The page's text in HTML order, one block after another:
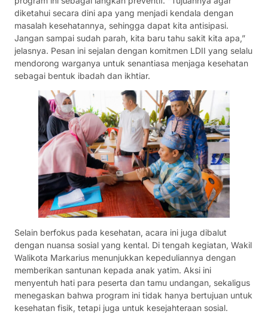
diketahui secara dini apa yang menjadi kendala dengan
masalah kesehatannya, sehingga dapat kita antisipasi.
Jangan sampai sudah parah, kita baru tahu sakit kita apa,”
jelasnya. Pesan ini sejalan dengan komitmen LDII yang selalu
mendorong warganya untuk senantiasa menjaga kesehatan
sebagai bentuk ibadah dan ikhtiar.
Selain berfokus pada kesehatan, acara ini juga dibalut
dengan nuansa sosial yang kental. Di tengah kegiatan, Wakil
Walikota Markarius menunjukkan kepeduliannya dengan
memberikan santunan kepada anak yatim. Aksi ini
menyentuh hati para peserta dan tamu undangan, sekaligus
menegaskan bahwa program ini tidak hanya bertujuan untuk
kesehatan fisik, tetapi juga untuk kesejahteraan sosial.